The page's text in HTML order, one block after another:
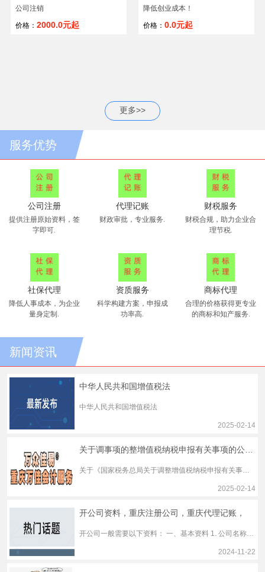
公司注销
价格： 2000.0元起
降低创业成本！
价格： 0.0元起
更多>>
服务优势
公司注册
提供注册原始资料，签
字即可.
代理记账
财政审批，专业服务.
财税服务
财税合规，助力企业合
理节税.
社保代理
降低人事成本，为企业
量身定制.
资质服务
科学构建方案，申报成
功率高.
商标代理
合理的价格获得更专业
的商标和知产服务.
新闻资讯
中华人民共和国增值税法
中华人民共和国增值税法
2025-02-14
关于《国家税务总局关于调整增值税纳税申报有关事项的公告》的解读
2025-02-14
开公司资料，重庆注册公司，重庆代理记账，
2024-11-22